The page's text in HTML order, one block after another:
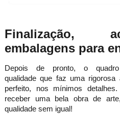
Finalização,
embalagens para
Depois de pronto, o
qualidade que faz uma
perfeito, nos mínimos
receber uma bela obra de
qualidade sem igual!